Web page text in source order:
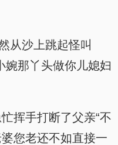
从沙上跳起怪叫
婉那丫头做你儿媳妇
挥手打断了父亲“不
您老还不如直接一